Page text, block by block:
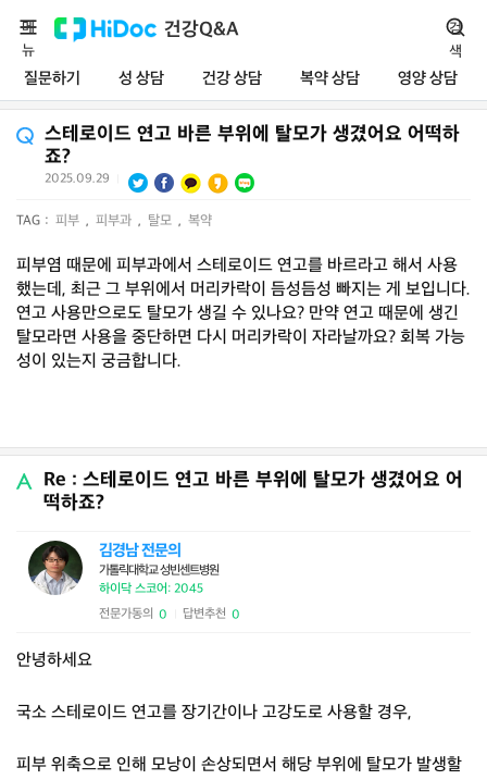
건강Q&A
질문하기 성 상담 건강 상담 복약 상담 영양 상담
메
뉴
검
색
스테로이드 연고 바른 부위에 탈모가 생겼어요 어떡하
죠?
2025.09.29
TAG : 피부 , 피부과 , 탈모 , 복약
피부염 때문에 피부과에서 스테로이드 연고를 바르라고 해서 사용
했는데, 최근 그 부위에서 머리카락이 듬성듬성 빠지는 게 보입니다.
연고 사용만으로도 탈모가 생길 수 있나요? 만약 연고 때문에 생긴
탈모라면 사용을 중단하면 다시 머리카락이 자라날까요? 회복 가능
성이 있는지 궁금합니다.
Re : 스테로이드 연고 바른 부위에 탈모가 생겼어요 어
떡하죠?
김경남 전문의
가톨릭대학교 성빈센트병원
하이닥 스코어: 2045
전문가동의 0 답변추천 0
안녕하세요
국소 스테로이드 연고를 장기간이나 고강도로 사용할 경우,
피부 위축으로 인해 모낭이 손상되면서 해당 부위에 탈모가 발생할